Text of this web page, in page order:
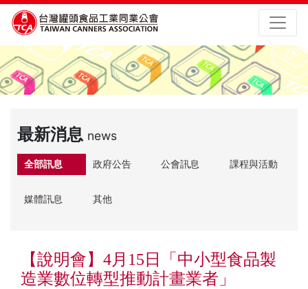
最新消息 news
全部訊息 政府公告 公會訊息 課程與活動
媒體訊息 其他
【說明會】4月15日「中小型食品製
造業數位轉型推動計畫業者」